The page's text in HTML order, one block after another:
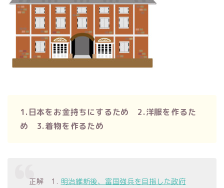
1.日本をお金持ちにするため 2.洋服を作るた
め 3.着物を作るため
正解 1. 明治維新後、富国強兵を目指した政府